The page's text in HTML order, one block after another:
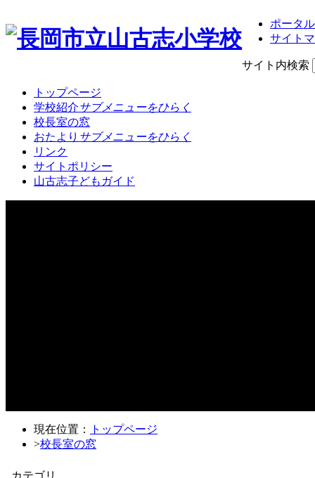
ポータ
サイト
サイト内検索
トップページ
学校紹介サブメニューをひらく
校長室の窓
おたより サブメニューをひらく
リンク
サイトポリシー
山古志子どもガイド
現在位置：
トップページ
>校長室の窓